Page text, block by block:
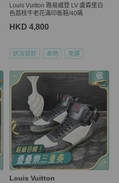
Louis Vuitton 路易威登 LV 盧森堡白
色荔枝牛老花滿印板鞋/40碼
HKD 4,800
狀況良好 本地 免運
Louis Vuitton